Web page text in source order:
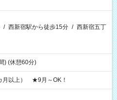
/ 西新宿駅から徒歩15分 / 西新宿五丁
) (休憩60分)
月以上） ★9月～OK！